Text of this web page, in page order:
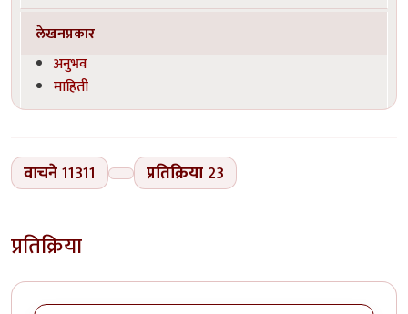
लेखनप्रकार
अनुभव
माहिती
वाचने11311 प्रतिक्रिया 23
प्रतिक्रिया